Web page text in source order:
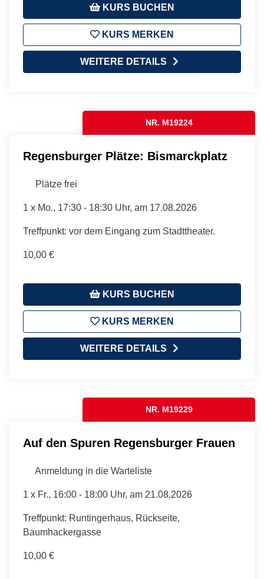
KURS BUCHEN
KURS MERKEN
WEITERE DETAILS
NR. M19224
Regensburger Plätze: Bismarckplatz
Plätze frei
1 x Mo., 17:30 - 18:30 Uhr, am 17.08.2026
Treffpunkt: vor dem Eingang zum Stadttheater.
10,00 €
KURS BUCHEN
KURS MERKEN
WEITERE DETAILS
NR. M19229
Auf den Spuren Regensburger Frauen
Anmeldung in die Warteliste
1 x Fr., 16:00 - 18:00 Uhr, am 21.08.2026
Treffpunkt: Runtingerhaus, Rückseite,
Baumhackergasse
10,00 €